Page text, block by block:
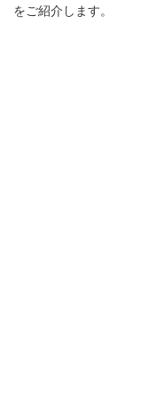
をご紹介します。